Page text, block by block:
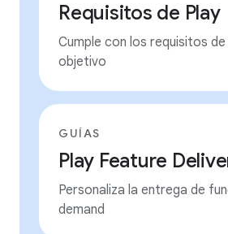
Requisitos de Play
Cumple con los requisitos de
objetivo
GUÍAS
Play Feature
Personaliza la entrega de
demand